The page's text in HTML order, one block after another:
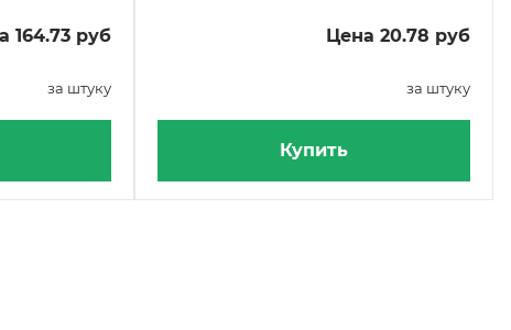
164.73 руб
за штуку
Цена 20.78 руб
за штуку
Купить